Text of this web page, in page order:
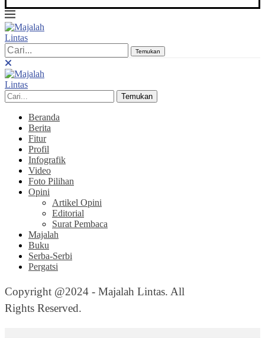
Temukan
Temukan
Beranda
Berita
Fitur
Profil
Infografik
Video
Foto Pilihan
Opini
Artikel Opini
Editorial
Surat Pembaca
Majalah
Buku
Serba-Serbi
Pergatsi
Copyright @2024 - Majalah Lintas. All
Rights Reserved.